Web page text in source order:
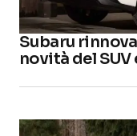
Subaru
novità del